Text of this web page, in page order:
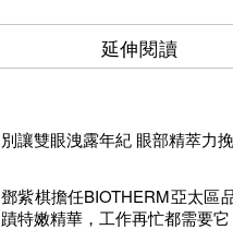
延伸閱讀
別讓雙眼洩露年紀 眼部精萃力
鄧紫棋擔任BIOTHERM亞太區
蹟特嫩精華，工作再忙都需要它